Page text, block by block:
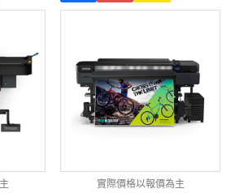
實際價格以報價為主